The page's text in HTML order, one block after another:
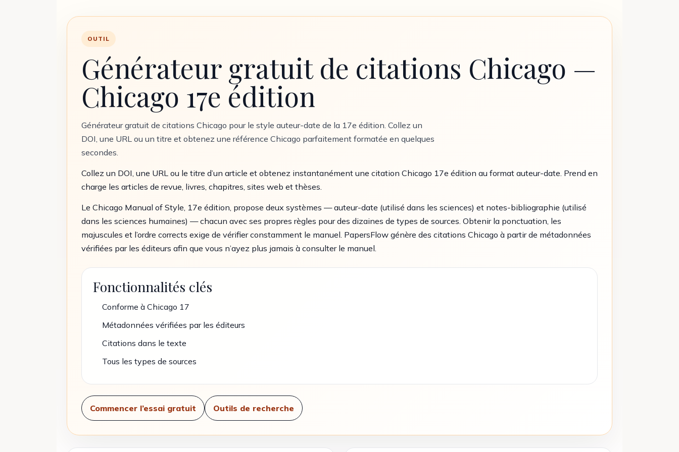
OUTIL
Générateur gratuit de citations Chicago —
Chicago 17e édition
Générateur gratuit de citations Chicago pour le style auteur-date de la 17e édition. Collez un
DOI, une URL ou un titre et obtenez une référence Chicago parfaitement formatée en quelques
secondes.
Collez un DOI, une URL ou le titre d’un article et obtenez instantanément une citation Chicago 17e édition au format auteur-date. Prend en
charge les articles de revue, livres, chapitres, sites web et thèses.
Le Chicago Manual of Style, 17e édition, propose deux systèmes — auteur-date (utilisé dans les sciences) et notes-bibliographie (utilisé
dans les sciences humaines) — chacun avec ses propres règles pour des dizaines de types de sources. Obtenir la ponctuation, les
majuscules et l’ordre corrects exige de vérifier constamment le manuel. PapersFlow génère des citations Chicago à partir de métadonnées
vérifiées par les éditeurs afin que vous n’ayez plus jamais à consulter le manuel.
Fonctionnalités clés
Conforme à Chicago 17
Métadonnées vérifiées par les éditeurs
Citations dans le texte
Tous les types de sources
Commencer l’essai gratuit Outils de recherche